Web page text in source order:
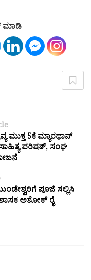
ಮಾಡಿ
ಮುಕ್ತ 5ಕೆ ಮ್ಯಾರಥಾನ್
ಪರಿಷತ್, ಸಂಘ
ಪೂಜೆ ಸಲ್ಲಿಸಿ
ಅಶೋಕ್ ರೈ